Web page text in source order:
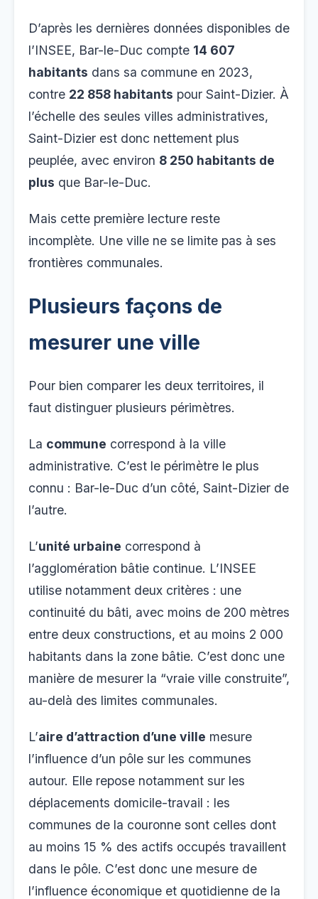
D’après les dernières données disponibles de
l’INSEE, Bar-le-Duc compte 14 607
habitants dans sa commune en 2023,
contre 22 858 habitants pour Saint-Dizier. À
l’échelle des seules villes administratives,
Saint-Dizier est donc nettement plus
peuplée, avec environ 8 250 habitants de
plus que Bar-le-Duc.
Mais cette première lecture reste
incomplète. Une ville ne se limite pas à ses
frontières communales.
Plusieurs façons de
mesurer une ville
Pour bien comparer les deux territoires, il
faut distinguer plusieurs périmètres.
La commune correspond à la ville
administrative. C’est le périmètre le plus
connu : Bar-le-Duc d’un côté, Saint-Dizier de
l’autre.
L’unité urbaine correspond à
l’agglomération bâtie continue. L’INSEE
utilise notamment deux critères : une
continuité du bâti, avec moins de 200 mètres
entre deux constructions, et au moins 2 000
habitants dans la zone bâtie. C’est donc une
manière de mesurer la “vraie ville construite”,
au-delà des limites communales.
L’aire d’attraction d’une ville mesure
l’influence d’un pôle sur les communes
autour. Elle repose notamment sur les
déplacements domicile-travail : les
communes de la couronne sont celles dont
au moins 15 % des actifs occupés travaillent
dans le pôle. C’est donc une mesure de
l’influence économique et quotidienne de la